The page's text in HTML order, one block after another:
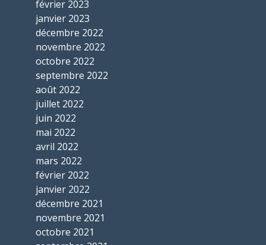
février 2023
janvier 2023
décembre 2022
novembre 2022
octobre 2022
septembre 2022
août 2022
juillet 2022
juin 2022
mai 2022
avril 2022
mars 2022
février 2022
janvier 2022
décembre 2021
novembre 2021
octobre 2021